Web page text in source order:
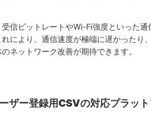
信ビットレートやWi-Fi強度といった
により、通信速度が極端に遅かったり
ネットワーク改善が期待できます。
ザー登録用CSVの対応プラッ